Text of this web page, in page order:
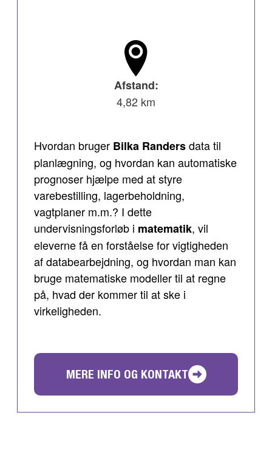
Afstand:
4,82 km
Hvordan bruger Bilka Randersdata til
planlægning, og hvordan kan automatiske
prognoser hjælpe med at styre
varebestilling, lagerbeholdning,
vagtplaner m.m.? I dette
undervisningsforløb i matematik, vil
eleverne få en forståelse for vigtigheden
af databearbejdning, og hvordan man kan
bruge matematiske modeller til at regne
på, hvad der kommer til at ske i
virkeligheden.
MERE INFO OG KONTAKT